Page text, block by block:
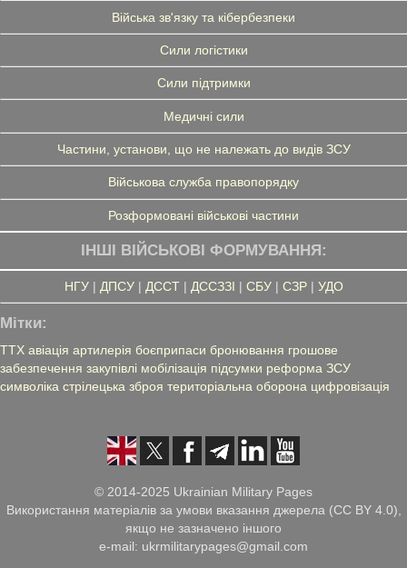
Війська зв'язку та кібербезпеки
Сили логістики
Сили підтримки
Медичні сили
Частини, установи, що не належать до видів ЗСУ
Військова служба правопорядку
Розформовані військові частини
ІНШІ ВІЙСЬКОВІ ФОРМУВАННЯ:
НГУ| ДПСУ| ДССТ| ДССЗЗІ | СБУ| СЗР| УДО
Мітки:
ТТХ авіація артилерія боєприпаси бронювання грошове
забезпечення закупівлі мобілізація підсумки реформа ЗСУ
символіка стрілецька зброя територіальна оборона цифровізація
© 2014-2025 Ukrainian Military Pages
Використання матеріалів за умови вказання джерела (CC BY 4.0),
якщо не зазначено іншого
e-mail: ukrmilitarypages@gmail.com